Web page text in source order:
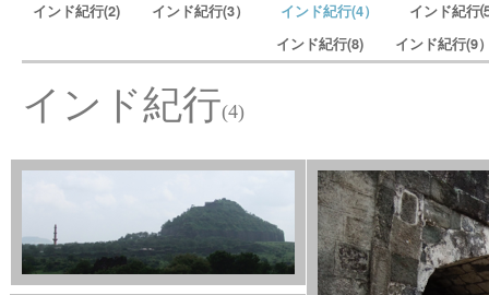
インド紀行(2) インド紀行(3） インド紀行(4）
インド紀
インド紀行(8)
インド紀行(9
インド紀行(4)